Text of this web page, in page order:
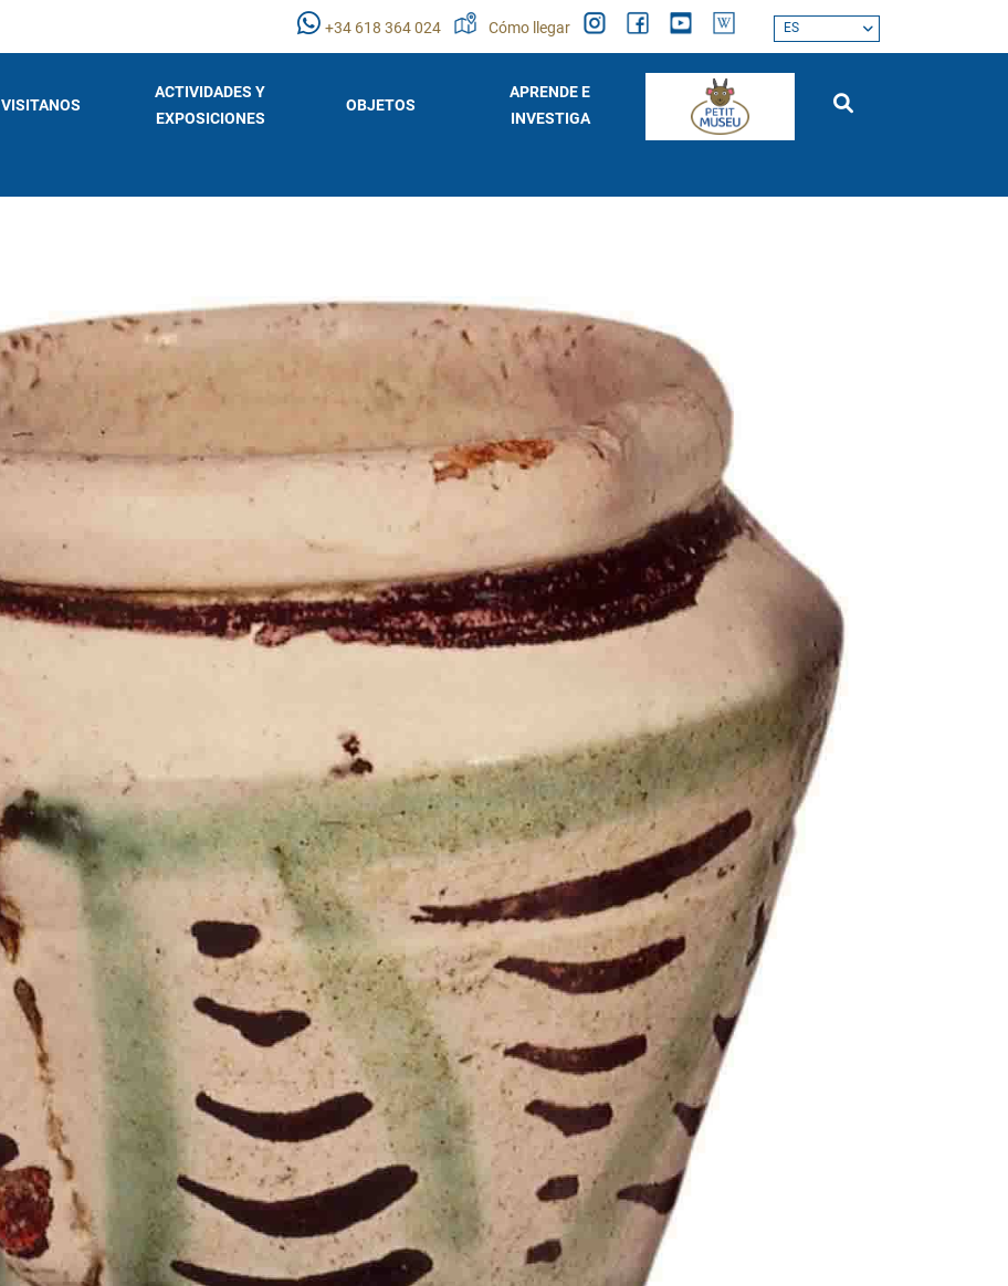
+34 618 364 024 Cómo llegar ES
VISITANOS
ACTIVIDADES Y
EXPOSICIONES
OBJETOS
APRENDE E
INVESTIGA